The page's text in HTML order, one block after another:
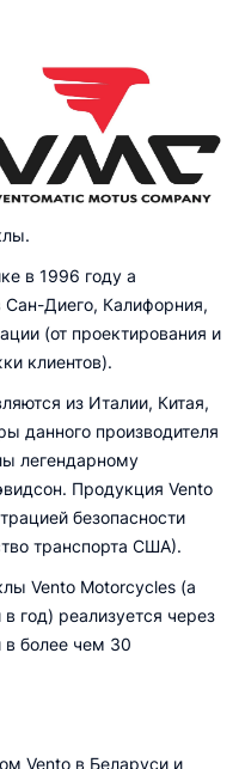
в 1996 году а
Сан-Диего, Калифорния,
(от проектирования и
клиентов).
из Италии, Китая,
данного производителя
легендарному
Продукция Vento
безопасности
транспорта США).
Vento Motorcycles (а
год) реализуется через
в более чем 30
Vento в Беларуси и